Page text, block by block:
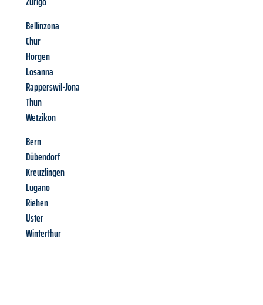
Bellinzona
Chur
Horgen
Losanna
Rapperswil-Jona
Thun
Wetzikon
Bern
Dübendorf
Kreuzlingen
Lugano
Riehen
Uster
Winterthur